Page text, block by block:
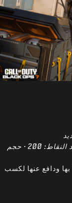
وقت المباراة: غير محدود · حد النقاط: 200 · حجم
ودافع عنها لكسب